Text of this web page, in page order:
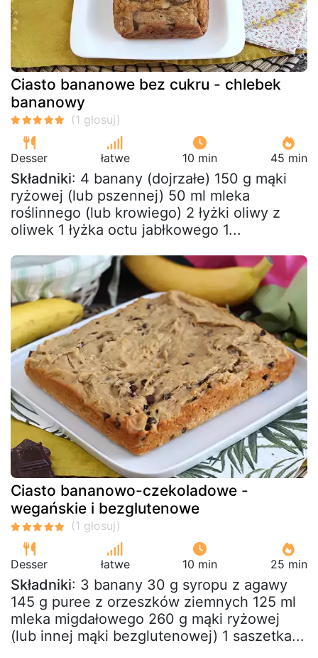
Ciasto bananowe bez cukru - chlebek
bananowy
Desser łatwe 10 min 45 min
Składniki: 4 banany (dojrzałe) 150 g mąki
ryżowej (lub pszennej) 50 ml mleka
roślinnego (lub krowiego) 2 łyżki oliwy z
oliwek 1 łyżka octu jabłkowego 1...
Ciasto bananowo-czekoladowe -
wegańskie i bezglutenowe
Desser łatwe 10 min 25 min
Składniki: 3 banany 30 g syropu z agawy
145 g puree z orzeszków ziemnych 125 ml
mleka migdałowego 260 g mąki ryżowej
(lub innej mąki bezglutenowej) 1 saszetka...